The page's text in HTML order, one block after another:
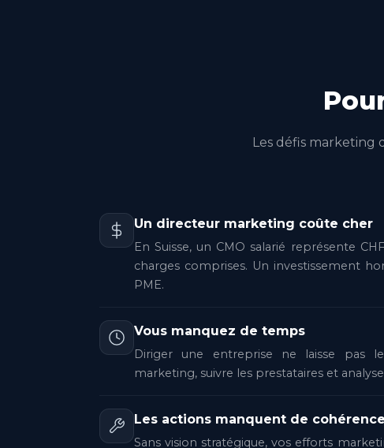
Les défis marketing
Un directeur marketing coûte cher
En Suisse, un CMO salarié représente
charges comprises. Un investissement
PME.
Vous manquez de temps
Diriger une entreprise ne laisse pas
marketing, suivre les prestataires et
Les actions manquent de cohérence
Sans vision stratégique, vos efforts